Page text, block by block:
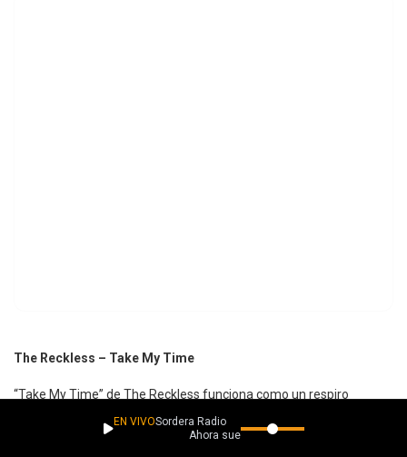
The Reckless – Take My Time
“Take My Time” de The Reckless funciona como un respiro
rebelde dentro de una cultura obsesionada con correr sin
EN VIVOSordera Radio
Ahora suena